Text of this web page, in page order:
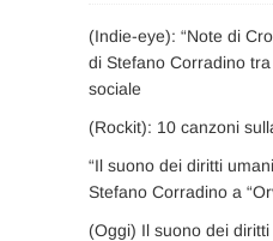
(Indie-eye): “Note di
di Stefano Corradino
sociale
(Rockit): 10 canzoni
“Il suono dei diritti
Stefano Corradino a
(Oggi) Il suono dei